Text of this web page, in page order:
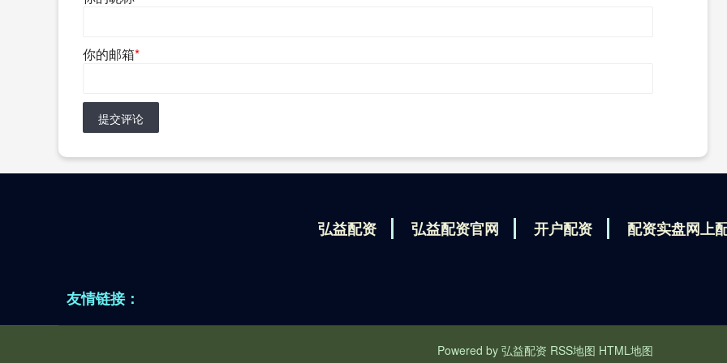
你的邮箱*
提交评论
弘益配资 弘益配资官网 开户配资 配资实盘网上
友情链接：
Powered by 弘益配资 RSS地图 HTML地图